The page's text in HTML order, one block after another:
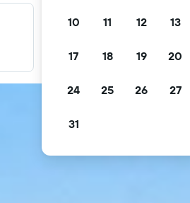
Fırsatlarınızı filtreleyin
filtreleyin.
10 11 12 13
17 18 19 20
24 25 26 27
31